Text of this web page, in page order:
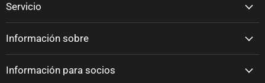
Servicio
Información sobre
Información para socios